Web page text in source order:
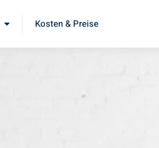
Kosten & Preise